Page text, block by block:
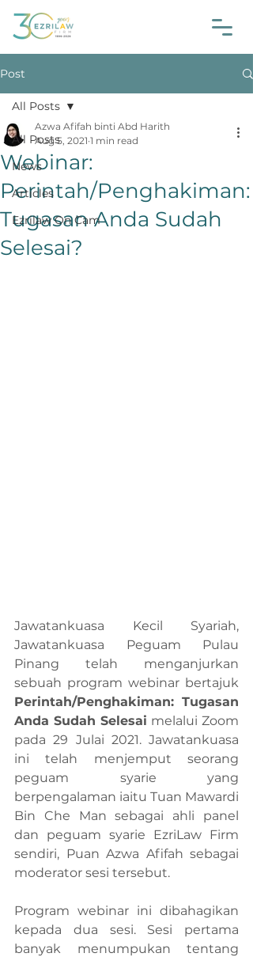
Post
All Posts
News
Articles
Ezrilaw On Cam
All Posts
Webinar:
Perintah/Penghakiman:
Tugasan Anda Sudah
Selesai?
Azwa Afifah binti Abd Harith
Aug 5, 2021 1 min read
Jawatankuasa Kecil Syariah,
Jawatankuasa Peguam Pulau
Pinang telah menganjurkan
Perintah/Penghakiman: Tugasan
Anda Sudah Selesai melalui Zoom
pada 29 Julai 2021. Jawatankuasa
ini telah menjemput seorang
peguam syarie yang
berpengalaman iaitu Tuan Mawardi
Bin Che Man sebagai ahli panel
dan peguam syarie EzriLaw Firm
sendiri, Puan Azwa Afifah sebagai
moderator sesi tersebut.
Program webinar ini dibahagikan
kepada dua sesi. Sesi pertama
banyak menumpukan tentang